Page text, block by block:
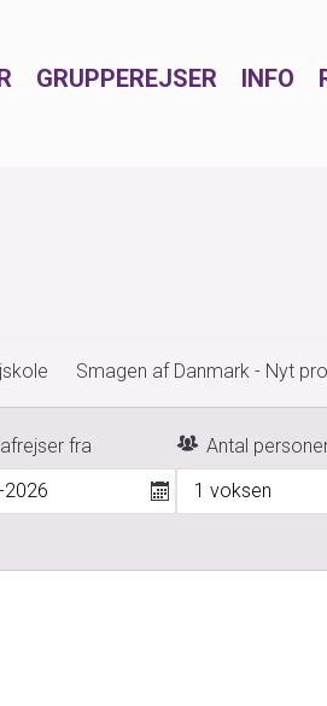
Smagen af Danmark - Nyt
fra
Antal
1 voksen
GRUPPEREJSER INFO